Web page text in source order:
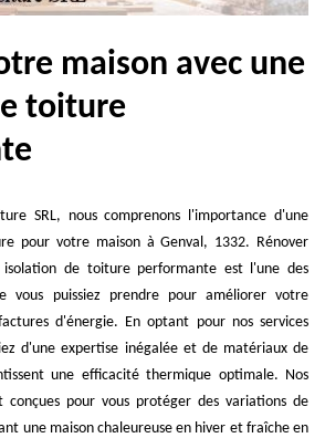
maison avec une
toiture
SRL, nous comprenons l'importance d'une
pour votre maison à Genval, 1332. Rénover
de toiture performante est l'une des
vous puissiez prendre pour améliorer votre
d'énergie. En optant pour nos services
d'une expertise inégalée et de matériaux de
une efficacité thermique optimale. Nos
conçues pour vous protéger des variations de
une maison chaleureuse en hiver et fraîche en